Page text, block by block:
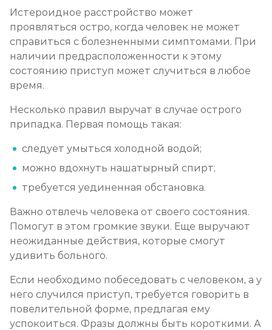
Истероидное расстройство может
проявляться остро, когда человек не может
справиться с болезненными симптомами. При
наличии предрасположенности к этому
состоянию приступ может случиться в любое
время.
Несколько правил выручат в случае острого
припадка. Первая помощь такая:
следует умыться холодной водой;
можно вдохнуть нашатырный спирт;
требуется уединенная обстановка.
Важно отвлечь человека от своего состояния.
Помогут в этом громкие звуки. Еще выручают
неожиданные действия, которые смогут
удивить больного.
Если необходимо побеседовать с человеком, а у
него случился приступ, требуется говорить в
повелительной форме, предлагая ему
успокоиться. Фразы должны быть короткими. А